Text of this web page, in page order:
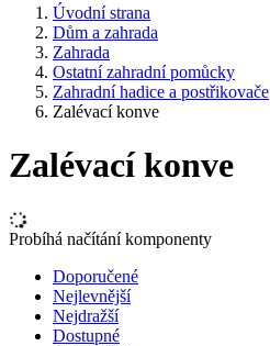
Úvodní strana
Dům a zahrada
Zahrada
Ostatní zahradní pomůcky
Zahradní hadice a postřikovače
Zalévací konve
Zalévací konve
Probíhá načítání komponenty
Doporučené
Nejlevnější
Nejdražší
Dostupné